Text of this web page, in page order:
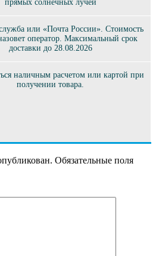
прямых солнечных лучей
или «Почта России». Стоимость
оператор. Максимальный срок
доставки до 28.08.2026
наличным расчетом или картой при
получении товара.
Обязательные поля